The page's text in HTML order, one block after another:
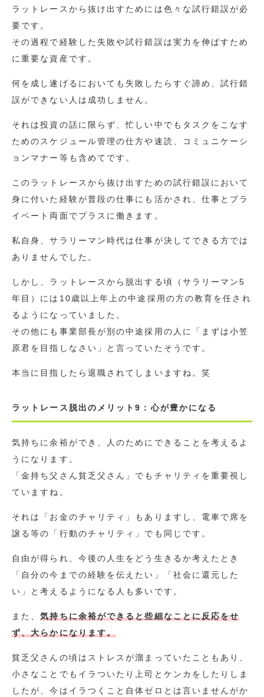
ラットレースから抜け出すためには色々な試行錯誤が必
要です。
その過程で経験した失敗や試行錯誤は実力を伸ばすため
に重要な資産です。
何を成し遂げるにおいても失敗したらすぐ諦め、試行錯
誤ができない人は成功しません。
それは投資の話に限らず、忙しい中でもタスクをこなす
ためのスケジュール管理の仕方や速読、コミュニケーシ
ョンマナー等も含めてです。
このラットレースから抜け出すための試行錯誤において
身に付いた経験が普段の仕事にも活かされ、仕事とプラ
イベート両面でプラスに働きます。
私自身、サラリーマン時代は仕事が決してできる方では
ありませんでした。
しかし、ラットレースから脱出する頃（サラリーマン5
年目）には10歳以上年上の中途採用の方の教育を任され
るようになっていました。
その他にも事業部長が別の中途採用の人に「まずは小笠
原君を目指しなさい」と言っていたそうです。
本当に目指したら退職されてしまいますね。笑
ラットレース脱出のメリット9：心が豊かになる
気持ちに余裕ができ、人のためにできることを考えるよ
うになります。
「金持ち父さん貧乏父さん」でもチャリティを重要視し
ていますね。
それは「お金のチャリティ」もありますし、電車で席を
譲る等の「行動のチャリティ」でも同じです。
自由が得られ、今後の人生をどう生きるか考えたとき
「自分の今までの経験を伝えたい」「社会に還元した
い」と考えるようになる人も多いです。
また、気持ちに余裕ができると些細なことに反応をせ
ず、大らかになります。
貧乏父さんの頃はストレスが溜まっていたこともあり、
小さなことでもイラついたり上司とケンカをしたりしま
したが、今はイラつくこと自体ゼロとは言いませんがか